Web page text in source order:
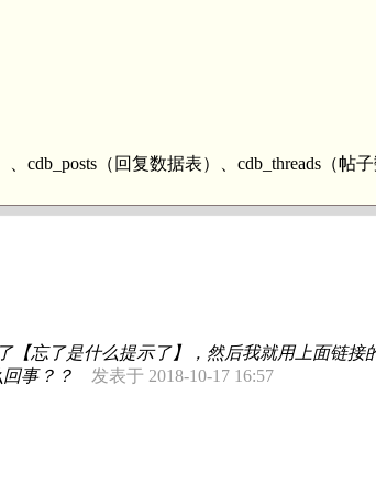
cdb_posts（回复数据表）、cdb_threads（帖
忘了是什么提示了】，然后我就用上面链
事？？
发表于 2018-10-17 16:57